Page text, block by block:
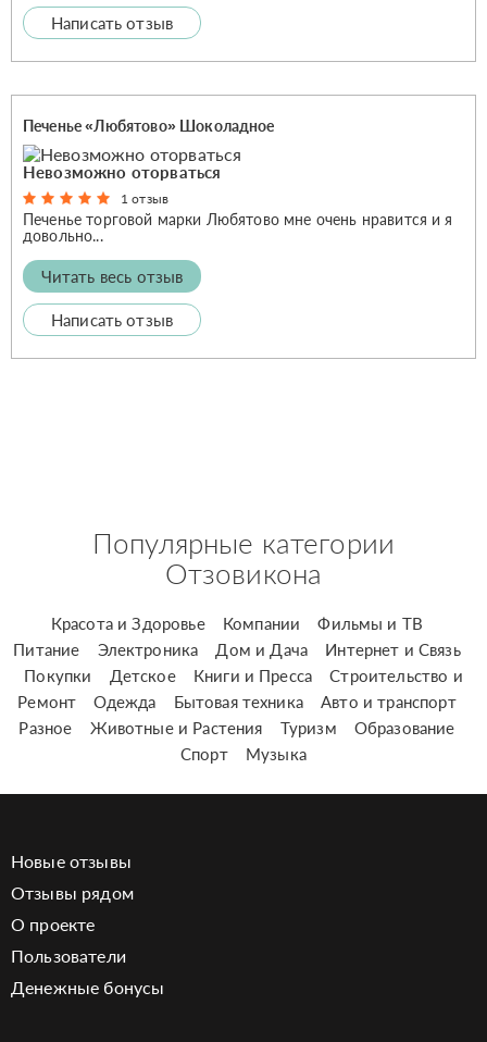
Написать отзыв
Печенье «Любятово» Шоколадное
Невозможно оторваться
1 отзыв
Печенье торговой марки Любятово мне очень нравится и я
довольно...
Читать весь отзыв
Написать отзыв
Популярные категории
Отзовикона
Красота и Здоровье Компании
Фильмы и ТВ
Питание
Электроника Дом и Дача
Интернет и Связь
Покупки
Детское Книги и Пресса
Строительство и
Ремонт
Одежда Бытовая техника
Авто и транспорт
Разное
Животные и Растения Туризм
Образование
Спорт
Музыка
Новые отзывы
Отзывы рядом
О проекте
Пользователи
Денежные бонусы